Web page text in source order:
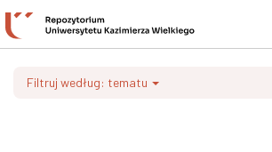
Filtruj według: tematu